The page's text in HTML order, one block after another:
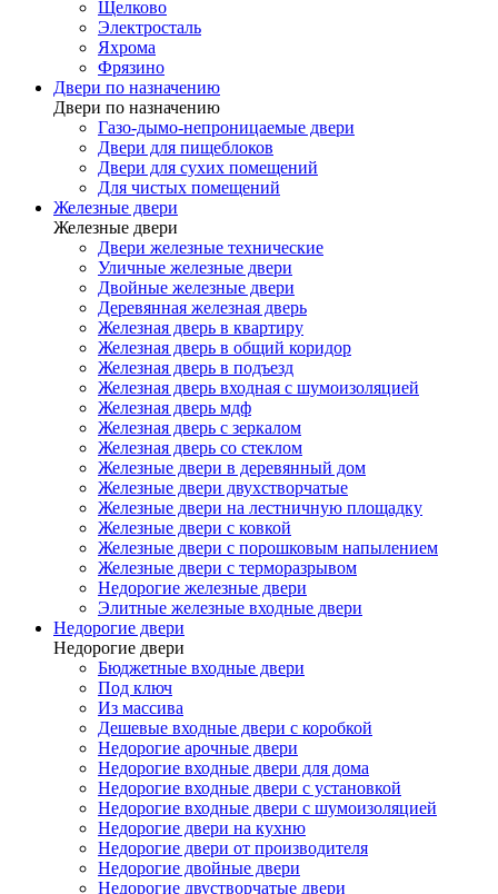
Щелково
Электросталь
Яхрома
Фрязино
Двери по назначению
Двери по назначению
Газо-дымо-непроницаемые двери
Двери для пищеблоков
Двери для сухих помещений
Для чистых помещений
Железные двери
Железные двери
Двери железные технические
Уличные железные двери
Двойные железные двери
Деревянная железная дверь
Железная дверь в квартиру
Железная дверь в общий коридор
Железная дверь в подъезд
Железная дверь входная с шумоизоляцией
Железная дверь мдф
Железная дверь с зеркалом
Железная дверь со стеклом
Железные двери в деревянный дом
Железные двери двухстворчатые
Железные двери на лестничную площадку
Железные двери с ковкой
Железные двери с порошковым напылением
Железные двери с терморазрывом
Недорогие железные двери
Элитные железные входные двери
Недорогие двери
Недорогие двери
Бюджетные входные двери
Под ключ
Из массива
Дешевые входные двери с коробкой
Недорогие арочные двери
Недорогие входные двери для дома
Недорогие входные двери с установкой
Недорогие входные двери с шумоизоляцией
Недорогие двери на кухню
Недорогие двери от производителя
Недорогие двойные двери
Недорогие двустворчатые двери